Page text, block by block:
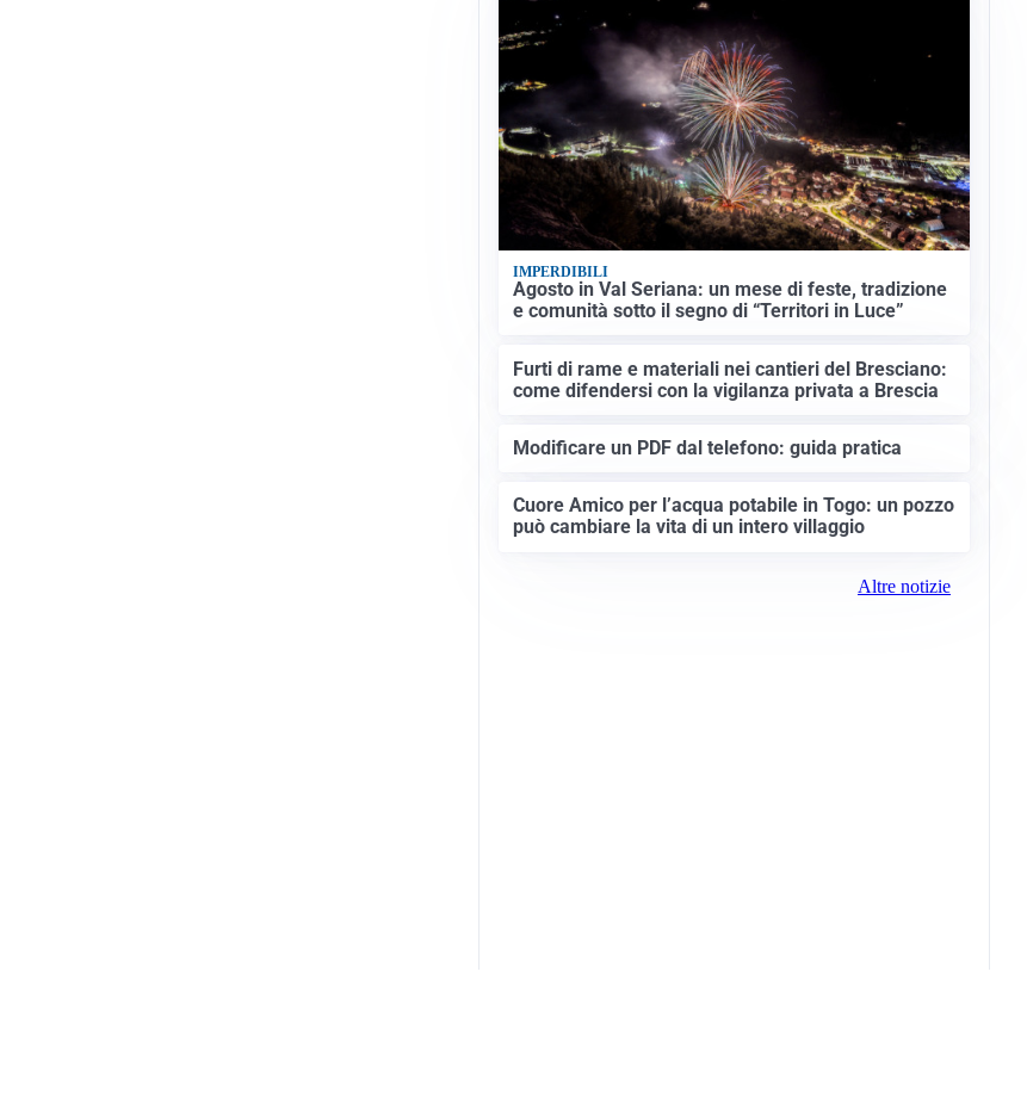
IMPERDIBILI
Agosto in Val Seriana: un mese di feste, tradizione
e comunità sotto il segno di “Territori in Luce”
Furti di rame e materiali nei cantieri del Bresciano:
come difendersi con la vigilanza privata a Brescia
Modificare un PDF dal telefono: guida pratica
Cuore Amico per l’acqua potabile in Togo: un pozzo
può cambiare la vita di un intero villaggio
Altre notizie